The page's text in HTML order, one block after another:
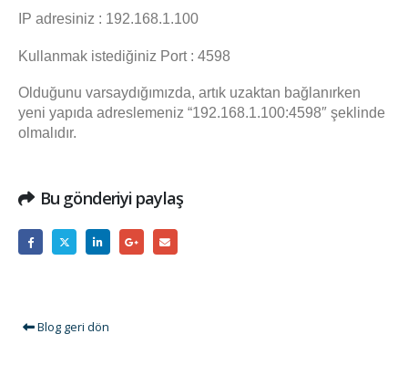
IP adresiniz : 192.168.1.100
Kullanmak istediğiniz Port : 4598
Olduğunu varsaydığımızda, artık uzaktan bağlanırken
yeni yapıda adreslemeniz “192.168.1.100:4598″ şeklinde
olmalıdır.
Bu gönderiyi paylaş
Blog geri dön